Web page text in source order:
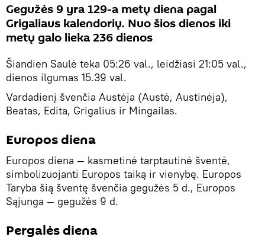
Gegužės 9 yra 129-a metų diena pagal
Grigaliaus kalendorių. Nuo šios dienos iki
metų galo lieka 236 dienos
Šiandien Saulė teka 05:26 val., leidžiasi 21:05 val.,
dienos ilgumas 15.39 val.
Vardadienį švenčia Austėja (Austė, Austinėja),
Beatas, Edita, Grigalius ir Mingailas.
Europos diena
Europos diena — kasmetinė tarptautinė šventė,
simbolizuojanti Europos taiką ir vienybę. Europos
Taryba šią šventę švenčia gegužės 5 d., Europos
Sąjunga — gegužės 9 d.
Pergalės diena